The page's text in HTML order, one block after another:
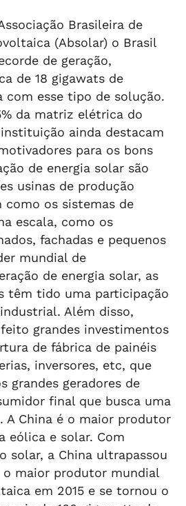
Brasileira de
(Absolar) o Brasil
de geração,
de 18 gigawats de
com esse tipo de solução.
da matriz elétrica do
ainda destacam
para os bons
de energia solar são
usinas de produção
como os sistemas de
escala, como os
fachadas e pequenos
mundial de
de energia solar, as
têm tido uma participação
Além disso,
grandes investimentos
de fábrica de painéis
inversores, etc, que
grandes geradores de
final que busca uma
A China é o maior produtor
eólica e solar. Com
solar, a China ultrapassou
o maior produtor mundial
em 2015 e se tornou o